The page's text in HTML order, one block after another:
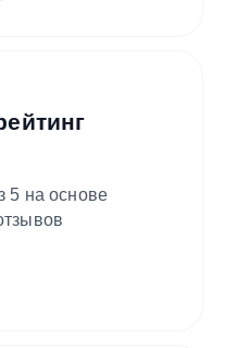
5 на основе